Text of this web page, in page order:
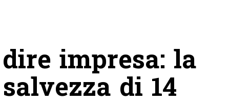
impresa: la
di 14